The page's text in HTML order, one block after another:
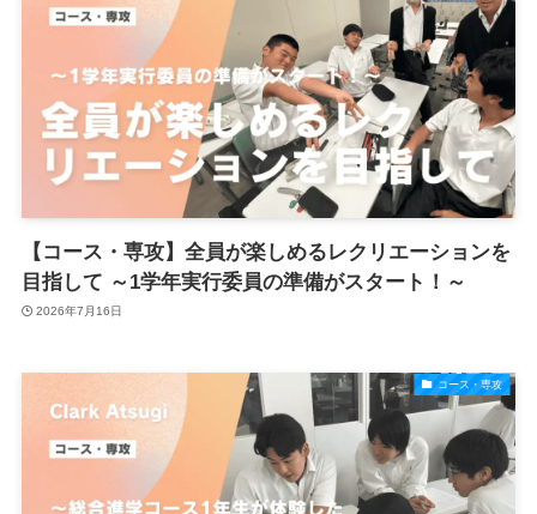
【コース・専攻】全員が楽しめるレクリエーションを
目指して ～1学年実行委員の準備がスタート！～
2026年7月16日
コース・専攻